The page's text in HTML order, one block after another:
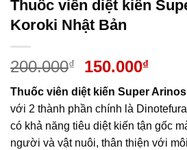
Thuốc viên diệt kiến
Koroki Nhật Bản
200.000₫
Giá
gốc
là:
200.000₫.
150.000₫Giá
tại
là:
Thuốc viên diệt kiến Super
với 2 thành phần chính là
có khả năng tiêu diệt kiến tận gốc
người và vật nuôi, thân thiện với